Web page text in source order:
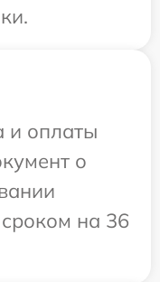
и оплаты
о
на 36